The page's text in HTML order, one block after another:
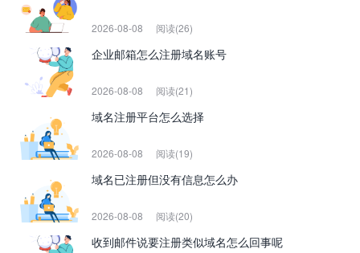
2026-08-08 阅读(26)
企业邮箱怎么注册域名账号
2026-08-08 阅读(21)
域名注册平台怎么选择
2026-08-08 阅读(19)
域名已注册但没有信息怎么办
2026-08-08 阅读(20)
收到邮件说要注册类似域名怎么回事呢